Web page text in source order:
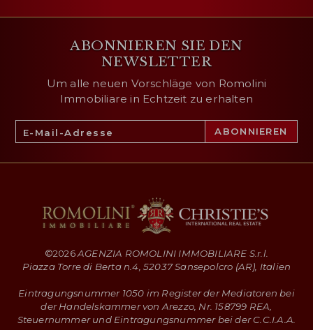
ABONNIEREN SIE DEN
NEWSLETTER
Um alle neuen Vorschläge von Romolini
Immobiliare in Echtzeit zu erhalten
©2026AGENZIA ROMOLINI IMMOBILIARE S.r.l.
Piazza Torre di Berta n.4, 52037 Sansepolcro (AR), Italien
Eintragungsnummer 1050 im Register der Mediatoren bei
der Handelskammer von Arezzo, Nr. 158799 REA,
Steuernummer und Eintragungsnummer bei der C.C.I.A.A.